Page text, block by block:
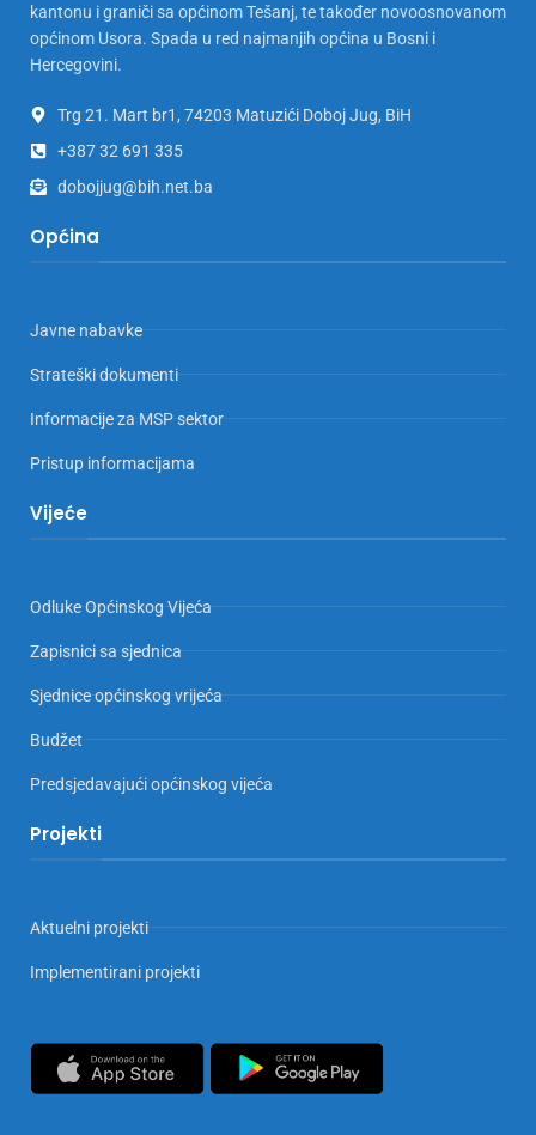
kantonu i graniči sa općinom Tešanj, te također novoosnovanom
općinom Usora. Spada u red najmanjih općina u Bosni i
Hercegovini.
Trg 21. Mart br1, 74203 Matuzići Doboj Jug, BiH
+387 32 691 335
dobojjug@bih.net.ba
Općina
Javne nabavke
Strateški dokumenti
Informacije za MSP sektor
Pristup informacijama
Vijeće
Odluke Općinskog Vijeća
Zapisnici sa sjednica
Sjednice općinskog vrijeća
Budžet
Predsjedavajući općinskog vijeća
Projekti
Aktuelni projekti
Implementirani projekti